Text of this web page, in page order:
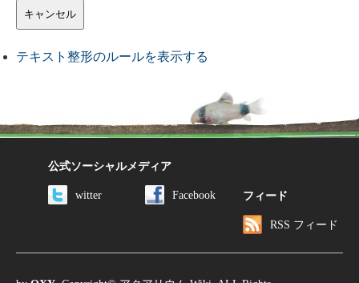
テキスト整形のルールを表示する
公式ソーシャルメディア
witter Facebook フィード
RSS フィード